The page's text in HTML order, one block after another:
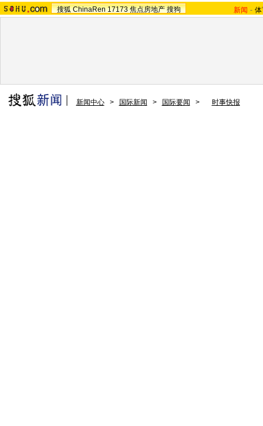
搜狐 ChinaRen 17173 焦点房地产 搜狗 新闻 -
新闻中心 > 国际新闻 > 国际要闻 > 时事快报